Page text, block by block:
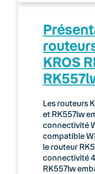
05. Téléphonie
06.
Keyyo Connect
Keyyo Visio
KROS
Les routeurs
et RK557lw
connectivité
compatible
le routeur
connectivité
RK557lw